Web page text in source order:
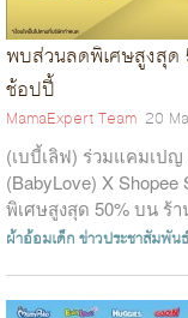
พบส่วนลดพิเศษสูงสุด
ช้อปปี้
MamaExpert Team 20
(เบบี้เลิฟ) ร่วมแคมเปญ
(BabyLove) X
พิเศษสูงสุด 50% บน ร้
ผู้ผลิตผ้า...
ผ้าอ้อมเด็กข่าวประชาสัมพันธ์